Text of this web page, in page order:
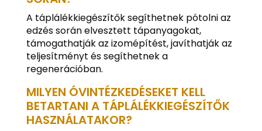
A táplálékkiegészítők segíthetnek pótolni az
edzés során elvesztett tápanyagokat,
támogathatják az izomépítést, javíthatják az
teljesítményt és segíthetnek a
regenerációban.
MILYEN ÓVINTÉZKEDÉSEKET KELL
BETARTANI A TÁPLÁLÉKKIEGÉSZÍTŐK
HASZNÁLATAKOR?